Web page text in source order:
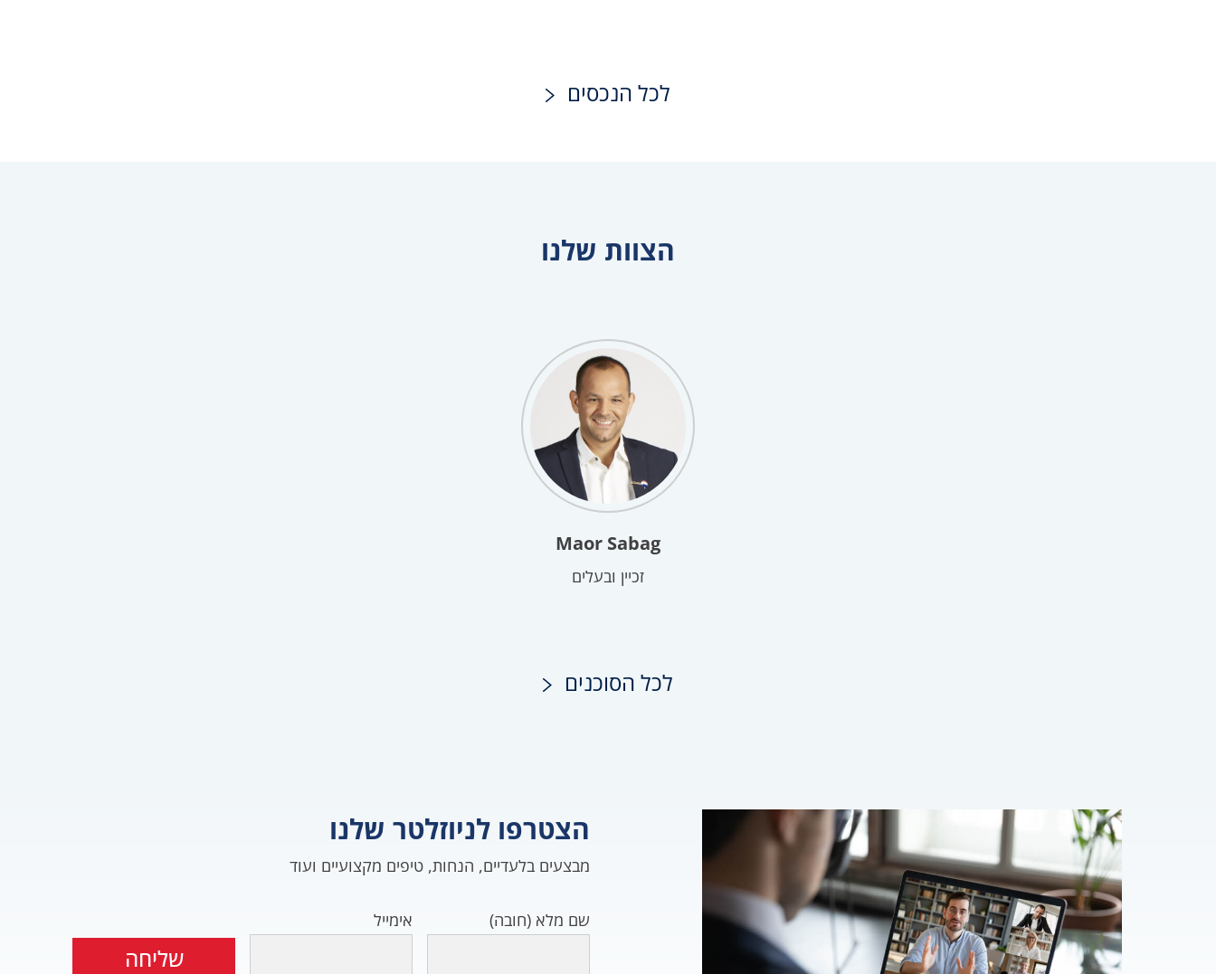
לכל הנכסים
הצוות שלנו
Maor Sabag
זכיין ובעלים
לכל הסוכנים
הצטרפו לניוזלטר שלנו
מבצעים בלעדיים, הנחות, טיפים מקצועיים ועוד
שם מלא (חובה) אימייל
שליחה